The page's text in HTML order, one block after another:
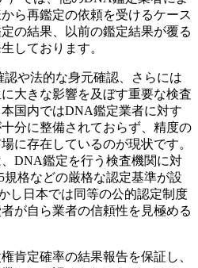
ら再鑑定の依頼を受けるケース
の結果、以前の鑑定結果が覆る
しております。
や法的な身元確認、さらには
大きな影響を及ぼす重要な検査
国内ではDNA鑑定業者に対す
分に整備されておらず、精度の
に存在しているのが現状です。
DNA鑑定を行う検査機関に対
規格などの厳格な認定基準が設
し日本では同等の公的認定制度
が自ら業者の信頼性を見極める
肯定確率の結果報告を保証し、